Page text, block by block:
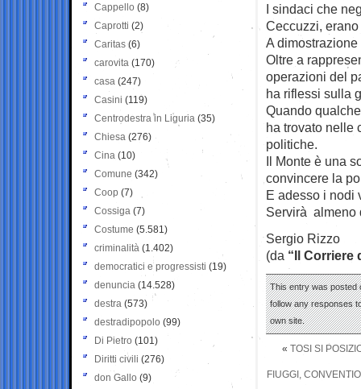
I sindaci che
Ceccuzzi,
A
Oltre a
operazioni del
ha riflessi sulla
Quando
ha trovato nelle
politiche.
Il Monte è una
convincere la
E adesso i nodi
Servirà almeno
Sergio Rizzo
(da “Il Corriere
This entry was posted
follow any responses
own site.
« TOSI SI
FIUGGI,
Cappello (8)
Caprotti (2)
Caritas (6)
carovita (170)
casa (247)
Casini (119)
Centrodestra in Liguria (35)
Chiesa (276)
Cina (10)
Comune (342)
Coop (7)
Cossiga (7)
Costume (5.581)
criminalità (1.402)
democratici e progressisti (19)
denuncia (14.528)
destra (573)
destradipopolo (99)
Di Pietro (101)
Diritti civili (276)
don Gallo (9)